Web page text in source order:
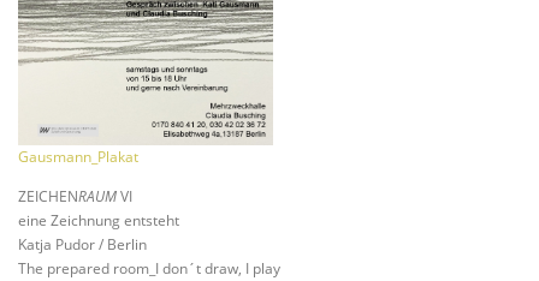
Gausmann_Plakat
ZEICHENRAUMVI
eine Zeichnung entsteht
Katja Pudor / Berlin
The prepared room_I don´t draw, I play